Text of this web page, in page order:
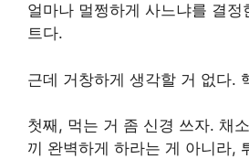
얼마나 멀쩡하게 사느냐를 결정
트다.
근데 거창하게 생각할 거 없다.
첫째, 먹는 거 좀 신경 쓰자. 채
끼 완벽하게 하라는 게 아니라,